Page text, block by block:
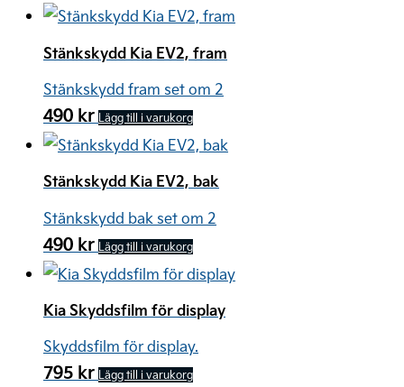
Stänkskydd Kia EV2, fram
Stänkskydd fram set om 2
490 kr Lägg till i varukorg
Stänkskydd Kia EV2, bak
Stänkskydd bak set om 2
490 kr Lägg till i varukorg
Kia Skyddsfilm för display
Skyddsfilm för display.
795 kr Lägg till i varukorg